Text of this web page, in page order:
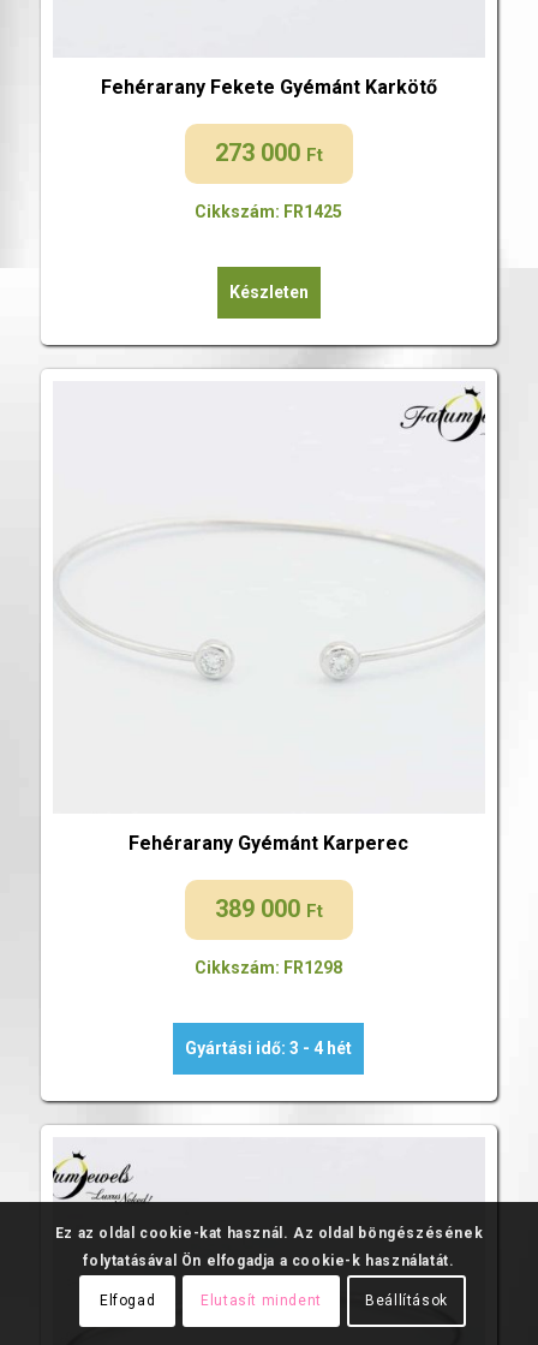
Fehérarany Fekete Gyémánt Karkötő
273 000 Ft
Cikkszám: FR1425
Készleten
Fehérarany Gyémánt Karperec
389 000 Ft
Cikkszám: FR1298
Gyártási idő: 3 - 4 hét
Ez az oldal cookie-kat használ. Az oldal böngészésének
folytatásával Ön elfogadja a cookie-k használatát.
Elfogad Elutasít mindent Beállítások